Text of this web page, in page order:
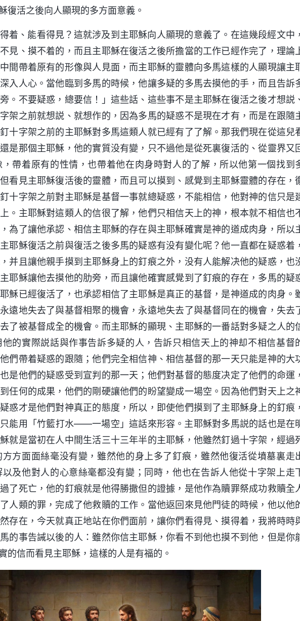
復活之後向人顯現的多方面意義。
着、能看得見？這就涉及到主耶穌向人顯現的意義了。在這幾段經文中
見、摸不着的，而且主耶穌在復活之後所擔當的工作已經作完了，理論
間帶着原有的形像與人見面，而主耶穌的靈體向多馬這樣的人顯現讓主
入人心。當他臨到多馬的時候，他讓多疑的多馬去摸他的手，而且告訴
。不要疑惑，總要信！」這些話、這些事不是主耶穌在復活之後才想説
架之前就想説、就想作的，因為多馬的疑惑不是現在才有，而是在跟隨
十字架之前的主耶穌對多馬這類人就已經有了了解。那我們現在從這兒
是那個主耶穌，他的實質没有變，只不過他是從死裏復活的、從靈界又
帶着原有的性情，也帶着他在肉身時對人的了解，所以他第一個找到
看見主耶穌復活後的靈體，而且可以摸到、感覺到主耶穌靈體的存在，
十字架之前對主耶穌是基督一事就總疑惑，不能相信，他對神的信只是
。主耶穌對這類人的信很了解，他們只相信天上的神，根本就不相信也
為了讓他承認、相信主耶穌的存在與主耶穌確實是神的道成肉身，所以
耶穌復活之前與復活之後多馬的疑惑有没有變化呢？他一直都在疑惑着
并且讓他親手摸到主耶穌身上的釘痕之外，没有人能解决他的疑惑，也
耶穌讓他去摸他的肋旁，而且讓他確實感覺到了釘痕的存在，多馬的疑
穌已經復活了，也承認相信了主耶穌是真正的基督，是神道成的肉身。
遠地失去了與基督相聚的機會，永遠地失去了與基督同在的機會，失去
了被基督成全的機會。而主耶穌的顯現、主耶穌的一番話對多疑之人的
的實際説話與作事告訴多疑的人，告訴只相信天上的神却不相信基督
們帶着疑惑的跟隨；他們完全相信神、相信基督的那一天只能是神的大
是他們的疑惑受到宣判的那一天；他們對基督的態度决定了他們的命運
任何的成果，他們的剛硬讓他們的盼望變成一場空。因為他們對天上之
惑才是他們對神真正的態度，所以，即使他們摸到了主耶穌身上的釘痕
能用「竹籃打水——一場空」這話來形容。主耶穌對多馬説的話也是在
就是當初在人中間生活三十三年半的主耶穌，他雖然釘過十字架，經過
方面面絲毫没有變，雖然他的身上多了釘痕，雖然他復活從墳墓裏走
及他對人的心意絲毫都没有變；同時，他也在告訴人他從十字架上走
了死亡，他的釘痕就是他得勝撒但的證據，是他作為贖罪祭成功救贖全
人類的罪，完成了他救贖的工作。當他返回來見他門徒的時候，他以他
存在，今天就真正地站在你們面前，讓你們看得見、摸得着，我將時時
的事告誡以後的人：雖然你信主耶穌，你看不到他也摸不到他，但是你
的信而看見主耶穌，這樣的人是有福的。